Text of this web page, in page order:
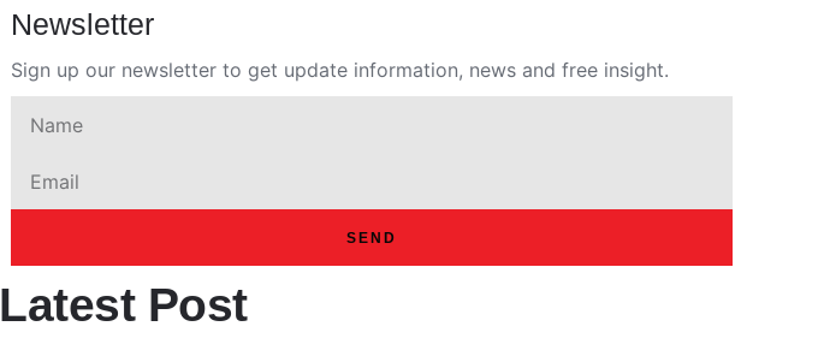
Newsletter
Sign up our newsletter to get update information, news and free insight.
SEND
Latest Post